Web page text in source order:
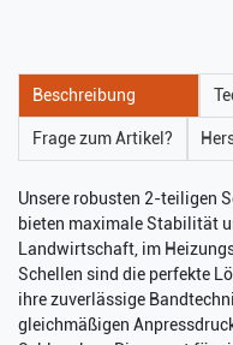
Beschreibung
Frage zum Artikel?
Unsere robusten 2-teiligen
bieten maximale Stabilität
Landwirtschaft, im
Schellen sind die perfekte
ihre zuverlässige
gleichmäßigen